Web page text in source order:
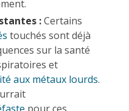
:Certains
touchés sont déjà
sur la santé
et
aux métaux lourds.